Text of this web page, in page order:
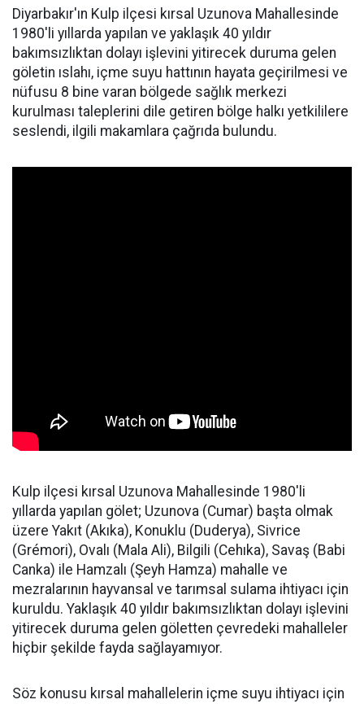
Diyarbakır'ın Kulp ilçesi kırsal Uzunova Mahallesinde
1980'li yıllarda yapılan ve yaklaşık 40 yıldır
bakımsızlıktan dolayı işlevini yitirecek duruma gelen
göletin ıslahı, içme suyu hattının hayata geçirilmesi ve
nüfusu 8 bine varan bölgede sağlık merkezi
kurulması taleplerini dile getiren bölge halkı yetkililere
seslendi, ilgili makamlara çağrıda bulundu.
Kulp ilçesi kırsal Uzunova Mahallesinde 1980'li
yıllarda yapılan gölet; Uzunova (Cumar) başta olmak
üzere Yakıt (Akıka), Konuklu (Duderya), Sivrice
(Grémori), Ovalı (Mala Ali), Bilgili (Cehıka), Savaş (Babi
Canka) ile Hamzalı (Şeyh Hamza) mahalle ve
mezralarının hayvansal ve tarımsal sulama ihtiyacı için
kuruldu. Yaklaşık 40 yıldır bakımsızlıktan dolayı işlevini
yitirecek duruma gelen göletten çevredeki mahalleler
hiçbir şekilde fayda sağlayamıyor.
Söz konusu kırsal mahallelerin içme suyu ihtiyacı için